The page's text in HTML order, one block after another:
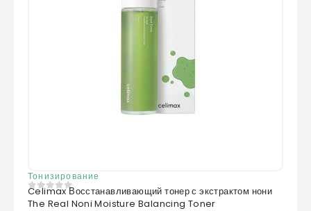
Тонизирование
0из 5
Celimax Восстанавливающий тонер с экстрактом нони
The Real Noni Moisture Balancing Toner